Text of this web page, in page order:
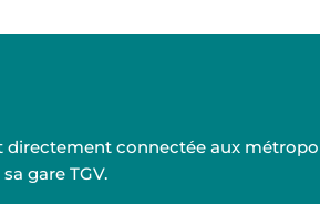
directement connectée aux
gare TGV.